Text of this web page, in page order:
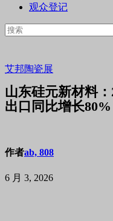
观众登记
艾邦陶瓷展
山东硅元新材料
出口同比增长80%
作者ab, 808
6 月 3, 2026